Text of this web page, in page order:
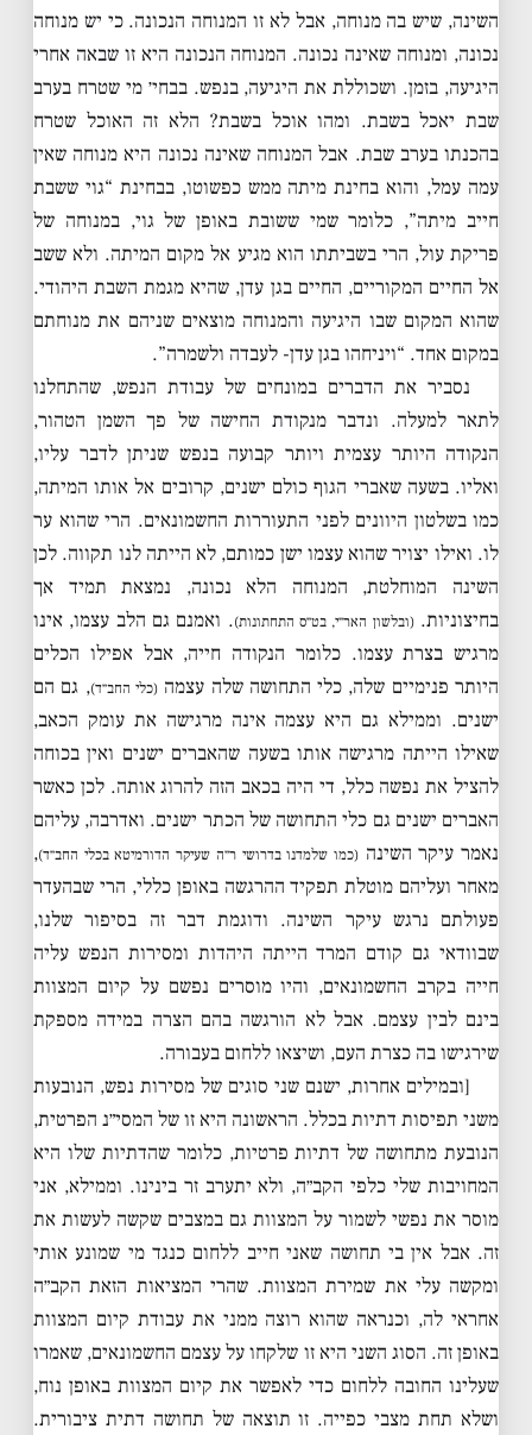
השינה, שיש בה מנוחה, אבל לא זו המנוחה הנכונה. כי יש מנוחה
נכונה, ומנוחה שאינה נכונה. המנוחה הנכונה היא זו שבאה אחרי
היגיעה, בזמן. ושכוללת את היגיעה, בנפש. בבחי׳ מי שטרח בערב
שבת יאכל בשבת. ומהו אוכל בשבת? הלא זה האוכל שטרח
בהכנתו בערב שבת. אבל המנוחה שאינה נכונה היא מנוחה שאין
עמה עמל, והוא בחינת מיתה ממש כפשוטו, בבחינת “גוי ששבת
חייב מיתה”, כלומר שמי ששובת באופן של גוי, במנוחה של
פריקת עול, הרי בשביתתו הוא מגיע אל מקום המיתה. ולא ששב
אל החיים המקוריים, החיים בגן עדן, שהיא מגמת השבת היהודי.
שהוא המקום שבו היגיעה והמנוחה מוצאים שניהם את מנוחתם
במקום אחד. “ויניחהו בגן עדן- לעבדה ולשמרה”.
נסביר את הדברים במונחים של עבודת הנפש, שהתחלנו
לתאר למעלה. ונדבר מנקודת החישה של פך השמן הטהור,
הנקודה היותר עצמית ויותר קבועה בנפש שניתן לדבר עליו,
ואליו. בשעה שאברי הגוף כולם ישנים, קרובים אל אותו המיתה,
כמו בשלטון היוונים לפני התעוררות החשמונאים. הרי שהוא ער
לו. ואילו יצויר שהוא עצמו ישן כמותם, לא הייתה לנו תקווה. לכן
השינה המוחלטת, המנוחה הלא נכונה, נמצאת תמיד אך
בחיצוניות.(ובלשון האר״י, בט״ס התחתונות). ואמנם גם הלב עצמו, אינו
מרגיש בצרת עצמו. כלומר הנקודה חייה, אבל אפילו הכלים
היותר פנימיים שלה, כלי התחושה שלה עצמה(כלי החב״ד), גם הם
ישנים. וממילא גם היא עצמה אינה מרגישה את עומק הכאב,
שאילו הייתה מרגישה אותו בשעה שהאברים ישנים ואין בכוחה
להציל את נפשה כלל, די היה בכאב הזה להרוג אותה. לכן כאשר
האברים ישנים גם כלי התחושה של הכתר ישנים. ואדרבה, עליהם
נאמר עיקר השינה(כמו שלמדנו בדרושי ר״ה שעיקר הדורמיטא בכלי החב״ד),
מאחר ועליהם מוטלת תפקיד ההרגשה באופן כללי, הרי שבהעדר
פעולתם נרגש עיקר השינה. ודוגמת דבר זה בסיפור שלנו,
שבוודאי גם קודם המרד הייתה היהדות ומסירות הנפש עליה
חייה בקרב החשמונאים, והיו מוסרים נפשם על קיום המצוות
בינם לבין עצמם. אבל לא הורגשה בהם הצרה במידה מספקת
שירגישו בה כצרת העם, ושיצאו ללחום בעבורה.
[ובמילים אחרות, ישנם שני סוגים של מסירות נפש, הנובעות
משני תפיסות דתיות בכלל. הראשונה היא זו של המסי״נ הפרטית,
הנובעת מתחושה של דתיות פרטיות, כלומר שהדתיות שלו היא
המחויבות שלי כלפי הקב״ה, ולא יתערב זר בינינו. וממילא, אני
מוסר את נפשי לשמור על המצוות גם במצבים שקשה לעשות את
זה. אבל אין בי תחושה שאני חייב ללחום כנגד מי שמונע אותי
ומקשה עלי את שמירת המצוות. שהרי המציאות הזאת הקב״ה
אחראי לה, וכנראה שהוא רוצה ממני את עבודת קיום המצוות
באופן זה. הסוג השני היא זו שלקחו על עצמם החשמונאים, שאמרו
שעלינו החובה ללחום כדי לאפשר את קיום המצוות באופן נוח,
ושלא תחת מצבי כפייה. זו תוצאה של תחושה דתית ציבורית.